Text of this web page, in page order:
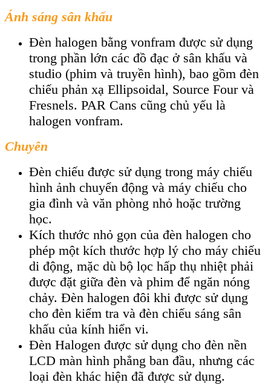
Ánh sáng sân khấu
Đèn halogen bằng vonfram được sử dụng
trong phần lớn các đồ đạc ở sân khấu và
studio (phim và truyền hình), bao gồm đèn
chiếu phản xạ Ellipsoidal, Source Four và
Fresnels. PAR Cans cũng chủ yếu là
halogen vonfram.
Chuyên
Đèn chiếu được sử dụng trong máy chiếu
hình ảnh chuyển động và máy chiếu cho
gia đình và văn phòng nhỏ hoặc trường
học.
Kích thước nhỏ gọn của đèn halogen cho
phép một kích thước hợp lý cho máy chiếu
di động, mặc dù bộ lọc hấp thụ nhiệt phải
được đặt giữa đèn và phim để ngăn nóng
chảy. Đèn halogen đôi khi được sử dụng
cho đèn kiểm tra và đèn chiếu sáng sân
khấu của kính hiển vi.
Đèn Halogen được sử dụng cho đèn nền
LCD màn hình phẳng ban đầu, nhưng các
loại đèn khác hiện đã được sử dụng.